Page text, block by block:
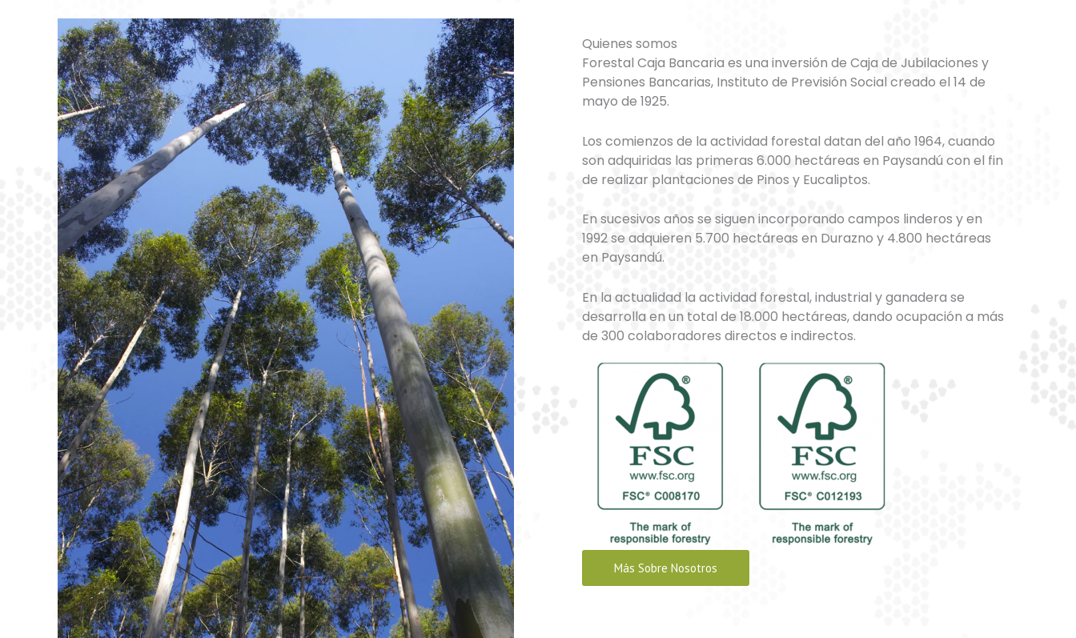
Quienes somos
Forestal Caja Bancaria es una inversión de Caja de Jubilaciones y
Pensiones Bancarias, Instituto de Previsión Social creado el 14 de
mayo de 1925.
Los comienzos de la actividad forestal datan del año 1964, cuando
son adquiridas las primeras 6.000 hectáreas en Paysandú con el fin
de realizar plantaciones de Pinos y Eucaliptos.
En sucesivos años se siguen incorporando campos linderos y en
1992 se adquieren 5.700 hectáreas en Durazno y 4.800 hectáreas
en Paysandú.
En la actualidad la actividad forestal, industrial y ganadera se
desarrolla en un total de 18.000 hectáreas, dando ocupación a más
de 300 colaboradores directos e indirectos.
Más Sobre Nosotros